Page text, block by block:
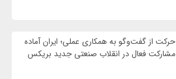
حرکت از گفت‌وگو به همکاری عملی؛ ایران آماده
مشارکت فعال در انقلاب صنعتی جدید بریکس